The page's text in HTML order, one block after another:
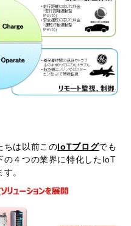
ちは以前このIoTブログでも
の４つの業界に特化したIoT
。